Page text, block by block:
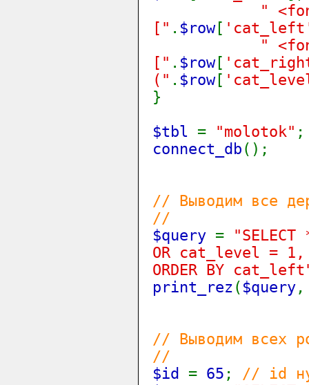
"
[" . $row[
"
[" . $row[
(" . $row[
}
$tbl = "molotok" ;
connect_db ();
// Выводим все
//
$query =
OR cat_level =
ORDER BY
print_rez ( $query
// Выводим всех
//
$id = 65 ; // id